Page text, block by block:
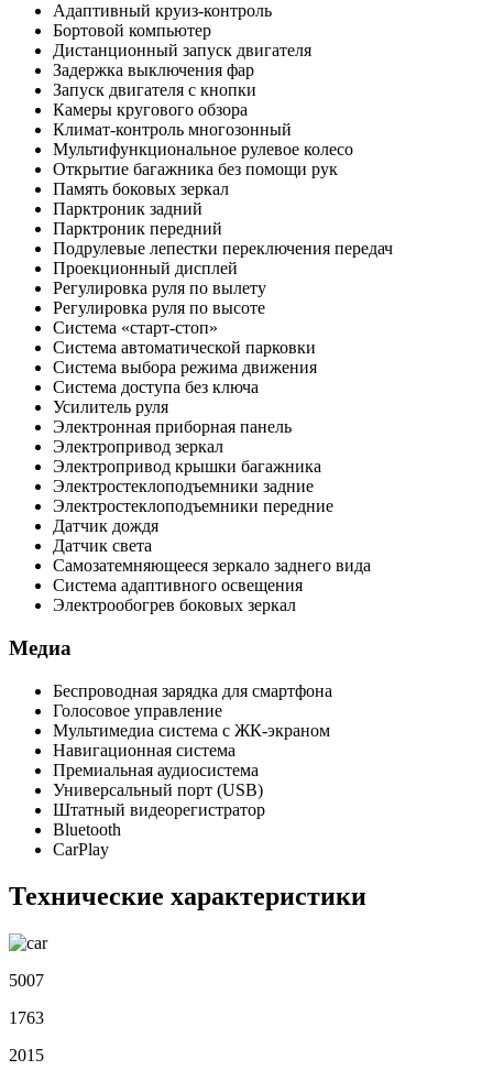
Адаптивный круиз-контроль
Бортовой компьютер
Дистанционный запуск двигателя
Задержка выключения фар
Запуск двигателя с кнопки
Камеры кругового обзора
Климат-контроль многозонный
Мультифункциональное рулевое колесо
Открытие багажника без помощи рук
Память боковых зеркал
Парктроник задний
Парктроник передний
Подрулевые лепестки переключения передач
Проекционный дисплей
Регулировка руля по вылету
Регулировка руля по высоте
Система «старт-стоп»
Система автоматической парковки
Система выбора режима движения
Система доступа без ключа
Усилитель руля
Электронная приборная панель
Электропривод зеркал
Электропривод крышки багажника
Электростеклоподъемники задние
Электростеклоподъемники передние
Датчик дождя
Датчик света
Самозатемняющееся зеркало заднего вида
Система адаптивного освещения
Электрообогрев боковых зеркал
Медиа
Беспроводная зарядка для смартфона
Голосовое управление
Мультимедиа система с ЖК-экраном
Навигационная система
Премиальная аудиосистема
Универсальный порт (USB)
Штатный видеорегистратор
Bluetooth
CarPlay
Технические характеристики
5007
1763
2015